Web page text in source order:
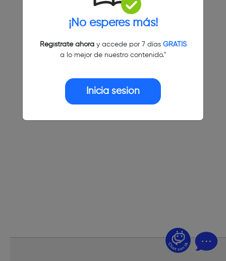
¡No esperes más!
Regístrate ahoray accede por 7 días GRATIS
a lo mejor de nuestro contenido."
Inicia sesión